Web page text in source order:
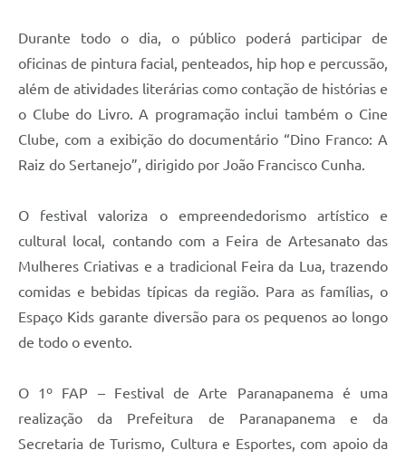
Durante todo o dia, o público poderá participar de
oficinas de pintura facial, penteados, hip hop e percussão,
além de atividades literárias como contação de histórias e
o Clube do Livro. A programação inclui também o Cine
Clube, com a exibição do documentário “Dino Franco: A
Raiz do Sertanejo”, dirigido por João Francisco Cunha.
O festival valoriza o empreendedorismo artístico e
cultural local, contando com a Feira de Artesanato das
Mulheres Criativas e a tradicional Feira da Lua, trazendo
comidas e bebidas típicas da região. Para as famílias, o
Espaço Kids garante diversão para os pequenos ao longo
de todo o evento.
O 1º FAP – Festival de Arte Paranapanema é uma
realização da Prefeitura de Paranapanema e da
Secretaria de Turismo, Cultura e Esportes, com apoio da